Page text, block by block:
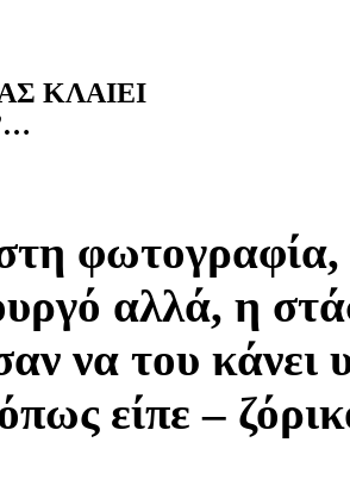
ΚΛΑΙΕΙ
αλλά, η
να του κάνει
είπε –